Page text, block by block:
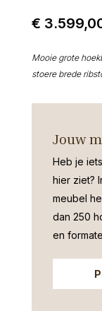
€
Mooie grote
stoere brede
Jouw
Heb je
hier ziet?
meubel
dan 250
en